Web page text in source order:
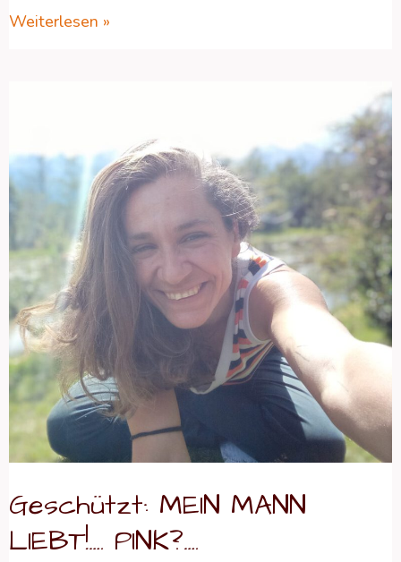
Weiterlesen »
Geschützt: MEIN MANN
LIEBT!…. PINK?….
MANN
LIEBT!….
PINK?….